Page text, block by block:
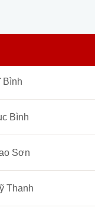
Bình
Bình
Sơn
Thanh